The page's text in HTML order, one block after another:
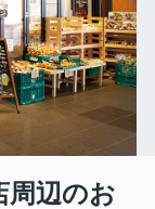
辺のお